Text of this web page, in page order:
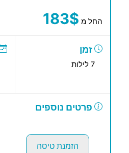
החל מ 183$
זמן
7 לילות
פרטים נוספים
הזמנת טיסה